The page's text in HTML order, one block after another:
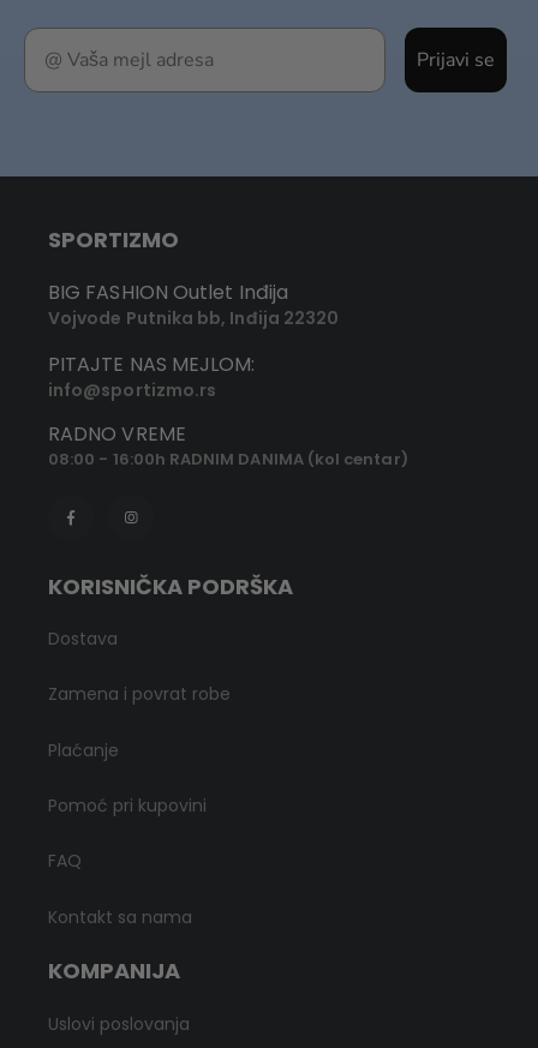
Prijavi se
SPORTIZMO
BIG FASHION Outlet Inđija
Vojvode Putnika bb, Inđija 22320
PITAJTE NAS MEJLOM:
info@sportizmo.rs
RADNO VREME
08:00 - 16:00h RADNIM DANIMA (kol centar)
KORISNIČKA PODRŠKA
Dostava
Zamena i povrat robe
Plaćanje
Pomoć pri kupovini
FAQ
Kontakt sa nama
KOMPANIJA
Uslovi poslovanja